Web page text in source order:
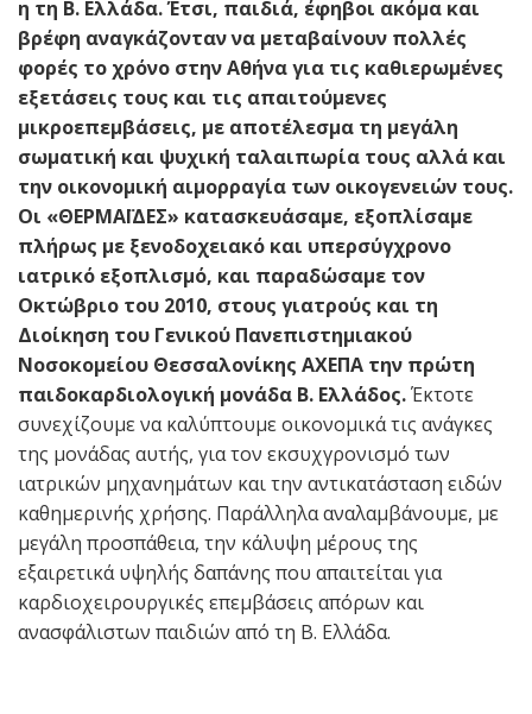
η τη Β. Ελλάδα. Έτσι, παιδιά, έφηβοι ακόμα και
βρέφη αναγκάζονταν να μεταβαίνουν πολλές
φορές το χρόνο στην Αθήνα για τις καθιερωμένες
εξετάσεις τους και τις απαιτούμενες
μικροεπεμβάσεις, με αποτέλεσμα τη μεγάλη
σωματική και ψυχική ταλαιπωρία τους αλλά και
την οικονομική αιμορραγία των οικογενειών τους.
Οι «ΘΕΡΜΑΪΔΕΣ» κατασκευάσαμε, εξοπλίσαμε
πλήρως με ξενοδοχειακό και υπερσύγχρονο
ιατρικό εξοπλισμό, και παραδώσαμε τον
Οκτώβριο του 2010, στους γιατρούς και τη
Διοίκηση του Γενικού Πανεπιστημιακού
Νοσοκομείου Θεσσαλονίκης ΑΧΕΠΑ την πρώτη
παιδοκαρδιολογική μονάδα Β. Ελλάδος.Έκτοτε
συνεχίζουμε να καλύπτουμε οικονομικά τις ανάγκες
της μονάδας αυτής, για τον εκσυχγρονισμό των
ιατρικών μηχανημάτων και την αντικατάσταση ειδών
καθημερινής χρήσης. Παράλληλα αναλαμβάνουμε, με
μεγάλη προσπάθεια, την κάλυψη μέρους της
εξαιρετικά υψηλής δαπάνης που απαιτείται για
καρδιοχειρουργικές επεμβάσεις απόρων και
ανασφάλιστων παιδιών από τη Β. Ελλάδα.